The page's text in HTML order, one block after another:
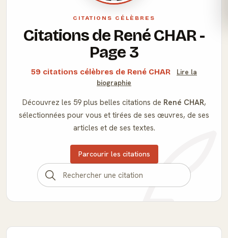
CITATIONS CÉLÈBRES
Citations de René CHAR -
Page 3
59 citations célèbres de René CHAR
Lire la
biographie
Découvrez les 59 plus belles citations de René CHAR,
sélectionnées pour vous et tirées de ses œuvres, de ses
articles et de ses textes.
Parcourir les citations